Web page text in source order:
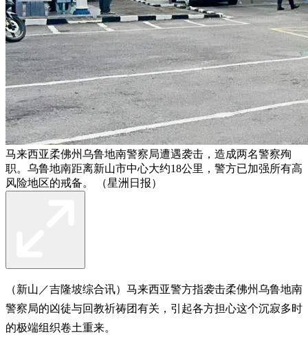
马来西亚柔佛州乌鲁地南警察局遭遇袭击，造成两名警察殉
职。乌鲁地南距离新山市中心大约18公里，警方已加强所有高
风险地区的戒备。 （星洲日报）
（新山／吉隆坡综合讯）马来西亚警方指袭击柔佛州乌鲁地南
警察局的凶徒与回教祈祷团有关，引起各方担心这个沉寂多时
的极端组织卷土重来。